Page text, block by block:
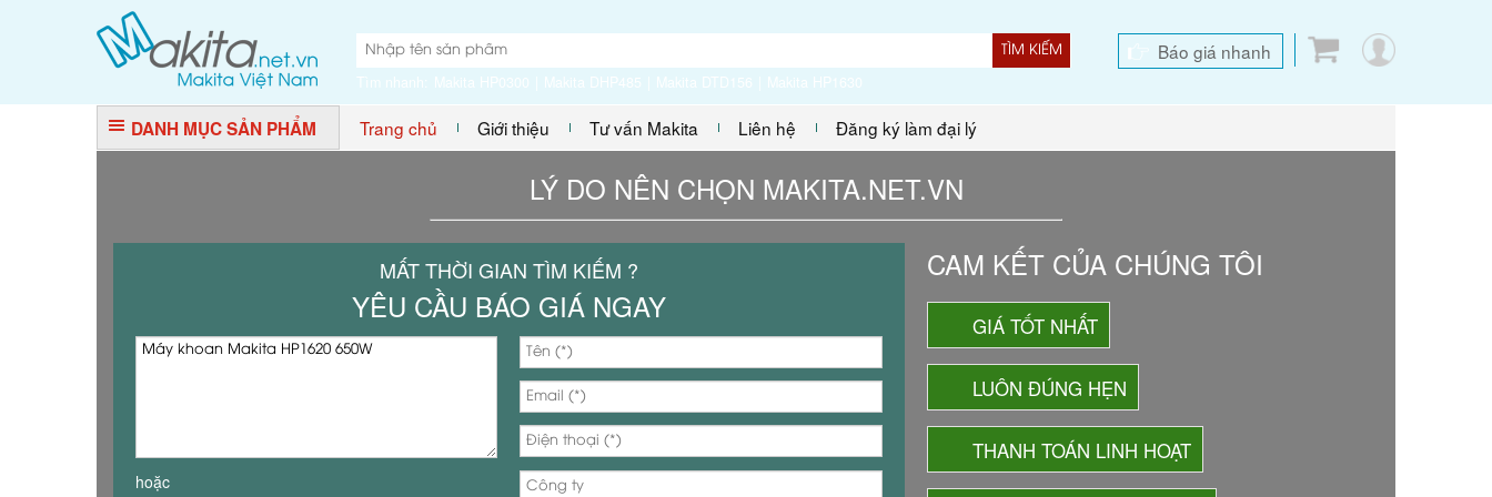
TÌM KIẾM
Tìm nhanh: Makita HP0300 Makita DHP485 Makita DTD156 Makita HP1630
Báo giá nhanh
DANH MỤC SẢN PHẨM Trang chủ Giới thiệu Tư vấn Makita Liên hệ Đăng ký làm đại lý
LÝ DO NÊN CHỌN MAKITA.NET.VN
MẤT THỜI GIAN TÌM KIẾM ?
YÊU CẦU BÁO GIÁ NGAY
hoặc
CAM KẾT CỦA CHÚNG TÔI
GIÁ TỐT NHẤT
LUÔN ĐÚNG HẸN
THANH TOÁN LINH HOẠT